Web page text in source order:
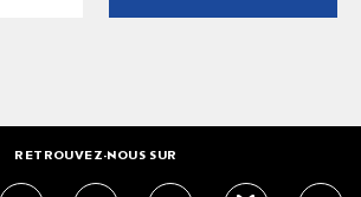
RETROUVEZ-NOUS SUR